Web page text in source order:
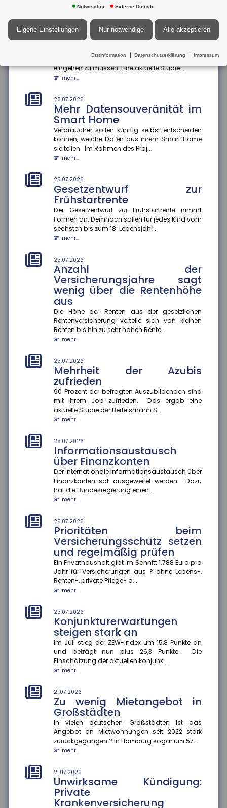
Geschlechterspezifische
Mobilität: Wie Umzüge
Karrierechancen
beeinflussen
Herausforderung, berufliche Kompromisse
eingehen zu müssen. Eine aktuelle Studie...
mehr...
28.07.2026
Mehr Datensouveränität im
Smart Home
Verbraucher sollen künftig selbst entscheiden
können, welche Daten aus ihrem Smart Home
sie teilen. Im Rahmen des Proj...
mehr...
25.07.2026
Gesetzentwurf zur
Frühstartrente
Der Gesetzentwurf zur Frühstartrente nimmt
Formen an. Demnach sollen für jedes Kind vom
sechsten bis zum 18. Lebensjahr...
mehr...
25.07.2026
Anzahl der
Versicherungsjahre sagt
wenig über die Rentenhöhe
aus
Die Höhe der Renten aus der gesetzlichen
Rentenversicherung verteile sich von kleinen
Renten bis hin zu sehr hohen Rente...
mehr...
25.07.2026
Mehrheit der Azubis
zufrieden
90 Prozent der befragten Auszubildenden sind
mit ihrem Job zufrieden. Das ergab eine
aktuelle Studie der Bertelsmann S...
mehr...
25.07.2026
Informationsaustausch
über Finanzkonten
Der internationale Informationsaustausch über
Finanzkonten soll ausgeweitet werden. Dazu
hat die Bundesregierung einen...
mehr...
25.07.2026
Prioritäten beim
Versicherungsschutz setzen
und regelmäßig prüfen
Ein Privathaushalt gibt im Schnitt 1.788 Euro pro
Jahr für Versicherungen aus ? ohne Lebens-,
Renten-, private Pflege- o...
mehr...
25.07.2026
Konjunkturerwartungen
steigen stark an
Im Juli stieg der ZEW-Index um 15,8 Punkte an
und beträgt nun plus 26,3 Punkte. Die
Einschätzung der aktuellen konjunk...
mehr...
21.07.2026
Zu wenig Mietangebot in
Großstädten
In vielen deutschen Großstädten ist das
Angebot an Mietwohnungen seit 2022 stark
zurückgegangen ? in Hamburg sogar um 57...
mehr...
21.07.2026
Unwirksame Kündigung:
Private
Krankenversicherung
Notwendige Externe Dienste
Eigene Einstellungen Nur notwendige Alle akzeptieren
Erstinformation Datenschutzerklärung Impressum
der Bertelsmann S...
25.07.2026
Finanzkonten
Der internationale Informationsaustausch über
Finanzkonten soll ausgeweitet werden. Dazu hat die
mehr...
25.07.2026
Prioritäten beim
Versicherungsschutz setzen
und regelmäßig prüfen
Ein Privathaushalt gibt im Schnitt 1.788 Euro pro Jahr
private Pflege- o...
mehr...
25.07.2026
Konjunkturerwartungen steigen
stark an
Im Juli stieg der ZEW-Index um 15,8 Punkte an und
aktuellen konjunk...
mehr...
21.07.2026
Zu wenig Mietangebot in
Großstädten
In vielen deutschen Großstädten ist das Angebot an
Mietwohnungen seit 2022 stark zurückgegangen ? in
Hamburg sogar um 57...
21.07.2026
Unwirksame Kündigung: Private
Krankenversicherung fordert
Beiträge nach
Ein Münchner musste trotz Wechsel in die gesetzliche
Krankenversicherung weiterhin Beiträge an seine
mehr...
21.07.2026
Tankrabatt entlastet
einkommensschwache
Familien besonders stark
Die Inflation in Deutschland ist im Juni 2026 auf 2,3
Kraftstoffpreise....
mehr...
21.07.2026
Internationaler
Informationsaustausch soll
Steuerhinterziehung
bekämpfen
Informationsaustausch über digitale
Plattformeinkünfte auf Drittstaaten auswe...
mehr...
21.07.2026
Angehörigenpflege im Alter
kann Rentenansprüche
Wer im späten Erwerbsleben Angehörige pflegt,
riskiert später geringere Rentenansprüche ?
besonders, wenn keine zusätzli...
mehr...
21.07.2026
Genetische Veranlagung
von Bildung
Bildung wirkt nicht bei allen gleich. Eine aktuelle
Studie der FernUniversität Hagen zeigt, dass der
Nutzen zusätzliche...